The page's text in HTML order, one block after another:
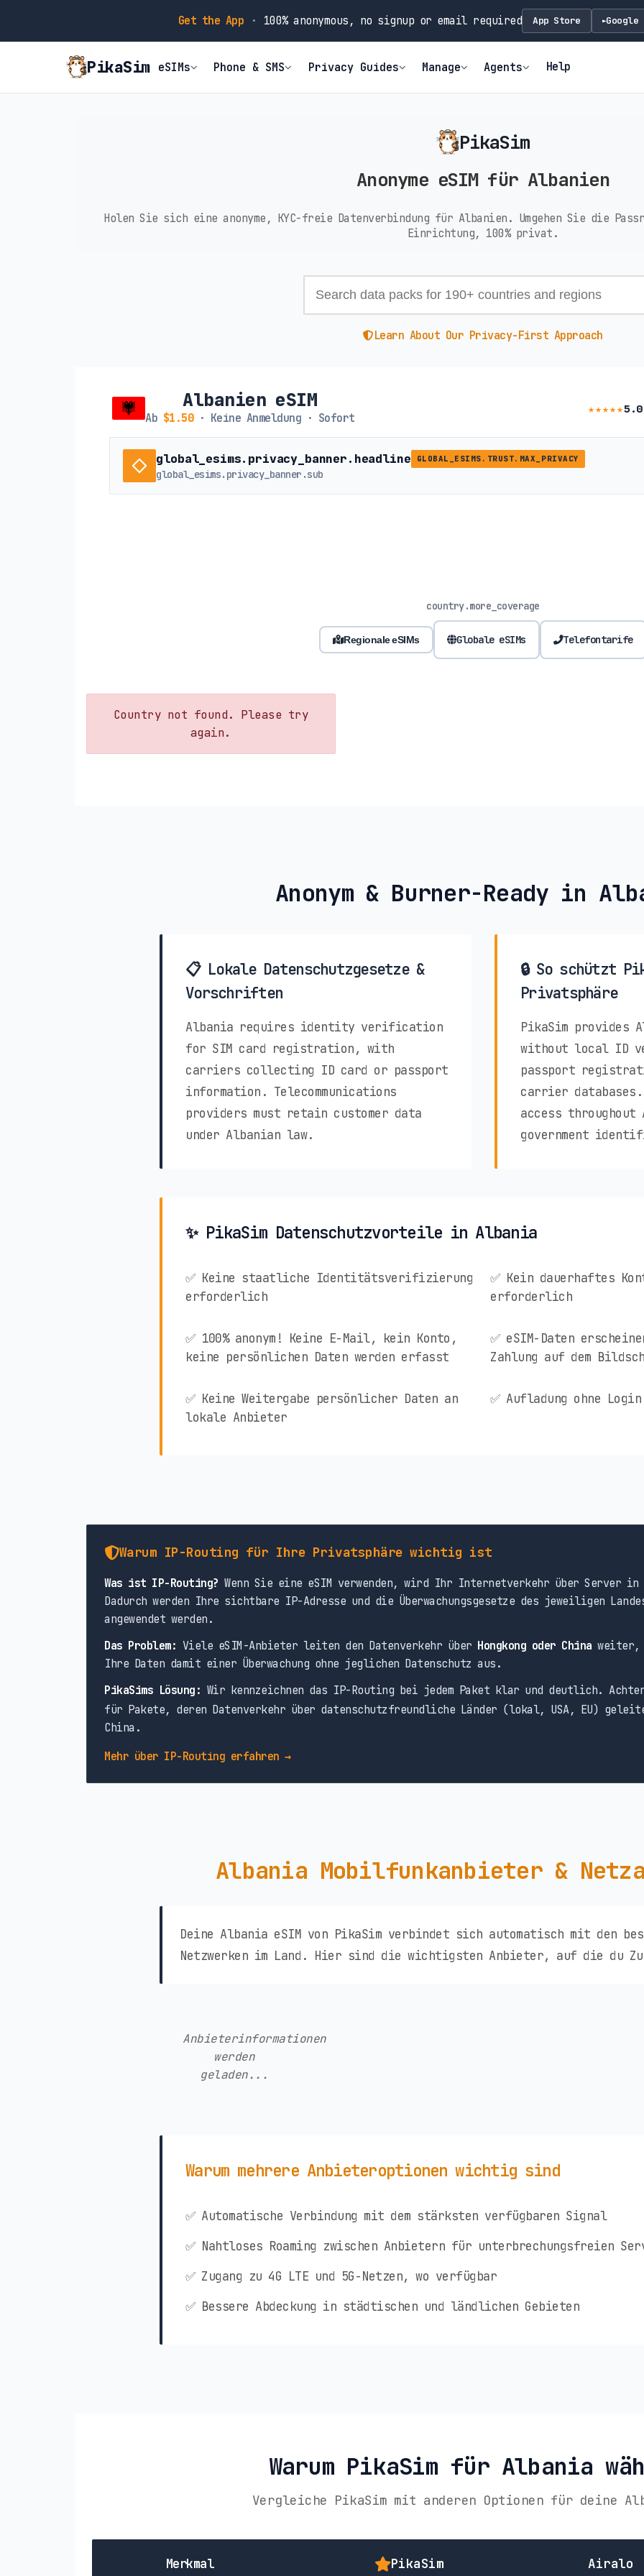
Get the App · 100% anonymous, no signup or email required App Store ►Google
PikaSim eSIMs Phone & SMS Privacy Guides Manage Agents Help
PikaSim
Anonyme eSIM für Albanien
Holen Sie sich eine anonyme, KYC-freie Datenverbindung für Albanien. Umgehen Sie die
Einrichtung, 100% privat.
Learn About Our Privacy-First Approach
Albanien eSIM
Ab $1.50· Keine Anmeldung · Sofort
★★★★★5.0
global_esims.privacy_banner.headline GLOBAL_ESIMS.TRUST.MAX_PRIVACY
global_esims.privacy_banner.sub
country.more_coverage
Regionale eSIMs Globale eSIMs Telefontarife
Country not found. Please try
again.
Anonym & Burner-Ready in
📋 Lokale Datenschutzgesetze &
Vorschriften
Albania requires identity verification
for SIM card registration, with
carriers collecting ID card or passport
information. Telecommunications
providers must retain customer data
under Albanian law.
🔒 So schützt
Privatsphäre
PikaSim provides
without local ID
passport
carrier databases.
access
government
✨ PikaSim Datenschutzvorteile in Albania
✅ Keine staatliche Identitätsverifizierung
erforderlich
✅ Kein dauerhaftes
erforderlich
✅ 100% anonym! Keine E-Mail, kein Konto,
keine persönlichen Daten werden erfasst
✅ eSIM-Daten
Zahlung auf dem
✅ Keine Weitergabe persönlicher Daten an
lokale Anbieter
✅ Aufladung ohne
Warum IP-Routing für Ihre Privatsphäre wichtig ist
Was ist IP-Routing? Wenn Sie eine eSIM verwenden, wird Ihr Internetverkehr über Server
Dadurch werden Ihre sichtbare IP-Adresse und die Überwachungsgesetze des jeweiligen
angewendet werden.
Das Problem: Viele eSIM-Anbieter leiten den Datenverkehr über Hongkong oder China weiter,
Ihre Daten damit einer Überwachung ohne jeglichen Datenschutz aus.
PikaSims Lösung: Wir kennzeichnen das IP-Routing bei jedem Paket klar und deutlich.
für Pakete, deren Datenverkehr über datenschutzfreundliche Länder (lokal, USA, EU)
China.
Mehr über IP-Routing erfahren →
Albania Mobilfunkanbieter &
Deine Albania eSIM von PikaSim verbindet sich automatisch mit den
Netzwerken im Land. Hier sind die wichtigsten Anbieter, auf die du
Anbieterinformationen
werden
geladen...
Warum mehrere Anbieteroptionen wichtig sind
✅ Automatische Verbindung mit dem stärksten verfügbaren Signal
✅ Nahtloses Roaming zwischen Anbietern für unterbrechungsfreien
✅ Zugang zu 4G LTE und 5G-Netzen, wo verfügbar
✅ Bessere Abdeckung in städtischen und ländlichen Gebieten
Warum PikaSim für Albania
Vergleiche PikaSim mit anderen Optionen für deine
Merkmal PikaSim Airalo